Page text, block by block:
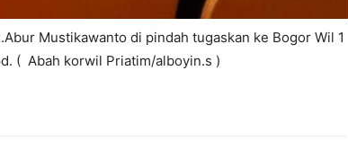
Mustikawanto di pindah tugaskan ke Bogor Wil 1
( Abah korwil Priatim/alboyin.s )